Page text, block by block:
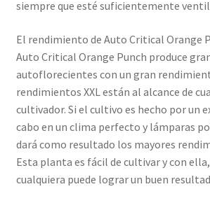
siempre que esté suficientemente
El rendimiento de Auto Critical Orange
Auto Critical Orange Punch produce
autoflorecientes con un gran
rendimientos XXL están al alcance de
cultivador. Si el cultivo es hecho por un
cabo en un clima perfecto y lámparas
dará como resultado los mayores
Esta planta es fácil de cultivar y con
cualquiera puede lograr un buen